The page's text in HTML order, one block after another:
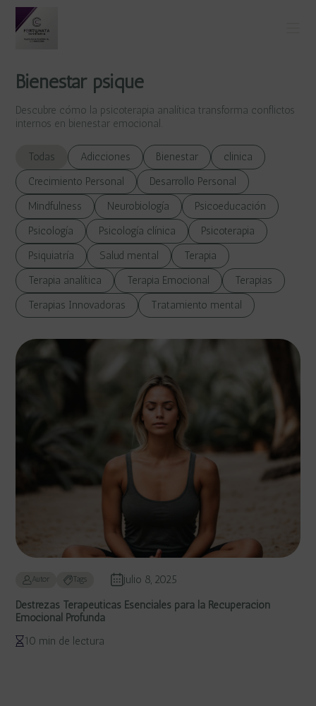
Bienestar psique
Descubre cómo la psicoterapia analítica transforma conflictos
internos en bienestar emocional.
Todas Adicciones Bienestar
clinica
Crecimiento Personal
Desarrollo Personal
Mindfulness
Neurobiología
Psicoeducación
Psicología
Psicología clínica
Psicoterapia
Psiquiatría
Salud mental
Terapia
Terapia analítica
Terapia Emocional
Terapias
Terapias Innovadoras
Tratamiento mental
Autor Tags
julio 8, 2025
Destrezas Terapéuticas Esenciales para la Recuperación
Emocional Profunda
10 min de lectura